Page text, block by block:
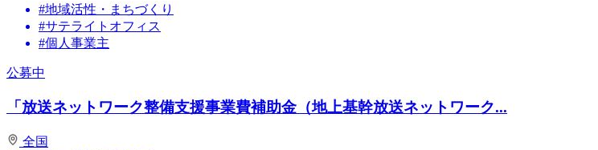
#地域活性・まちづくり
#サテライトオフィス
#個人事業主
公募中
「放送ネットワーク整備支援事業費補助金（地上基幹放送ネットワーク...
全国